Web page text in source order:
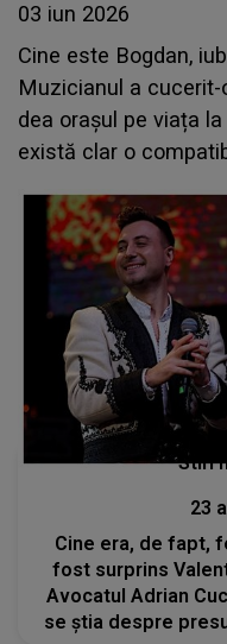
03 iun 2026
Cine este Bogdan,
Muzicianul a
dea orașul pe viața
există clar o
Stiri
23
Cine era, de fapt,
fost surprins
Avocatul Adrian
se știa despre